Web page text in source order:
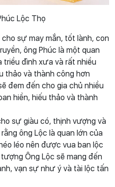
Lộc Thọ
sự may mắn, tốt lành, con
ông Phúc là một quan
đình xưa và rất nhiều
thảo và thành công hơn
đem đến cho gia chủ nhiều
hiền, hiếu thảo và thành
sự giàu có, thịnh vượng và
ông Lộc là quan lớn của
léo nên được vua ban lộc
Ông Lộc sẽ mang đến
vạn sự như ý và tài lộc tấn